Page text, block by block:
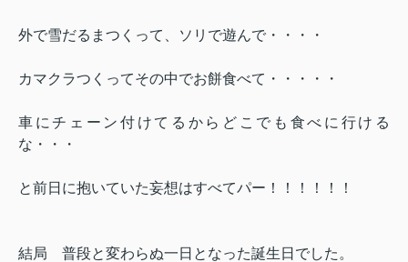
外で雪だるまつくって、ソリで遊んで・・・・
カマクラつくってその中でお餅食べて・・・・・
車にチェーン付けてるからどこでも食べに行ける
な・・・
と前日に抱いていた妄想はすべてパー！！！！！！
結局 普段と変わらぬ一日となった誕生日でした。